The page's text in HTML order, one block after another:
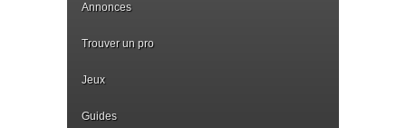
Annonces
Trouver un pro
Jeux
Guides